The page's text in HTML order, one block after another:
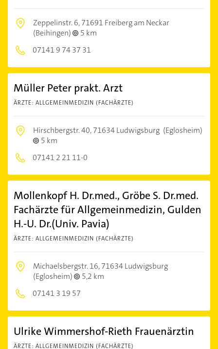
Zeppelinstr. 6,71691 Freiberg am Neckar
(Beihingen)
5 km
07141 9 74 37 31
Müller Peter prakt. Arzt
ÄRZTE: ALLGEMEINMEDIZIN (FACHÄRZTE)
Hirschbergstr. 40,71634 Ludwigsburg (Eglosheim)
5 km
07141 2 21 11-0
Mollenkopf H. Dr.med., Gröbe S. Dr.med.
Fachärzte für Allgemeinmedizin, Gulden
H.-U. Dr.(Univ. Pavia)
ÄRZTE: ALLGEMEINMEDIZIN (FACHÄRZTE)
Michaelsbergstr. 16,71634 Ludwigsburg
(Eglosheim)
5,2 km
07141 3 19 57
Ulrike Wimmershof-Rieth Frauenärztin
ÄRZTE: ALLGEMEINMEDIZIN (FACHÄRZTE)